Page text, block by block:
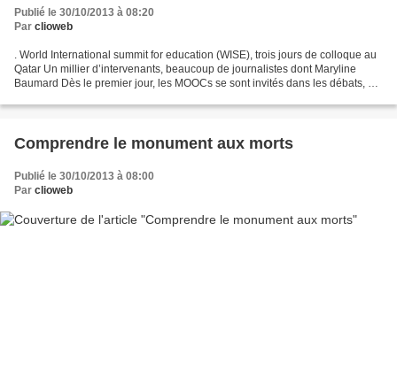
Publié le 30/10/2013 à 08:20
Par clioweb
. World International summit for education (WISE), trois jours de colloque au
Qatar Un millier d’intervenants, beaucoup de journalistes dont Maryline
Baumard Dès le premier jour, les MOOCs se sont invités dans les débats, et
Comprendre le monument aux morts
Publié le 30/10/2013 à 08:00
Par clioweb